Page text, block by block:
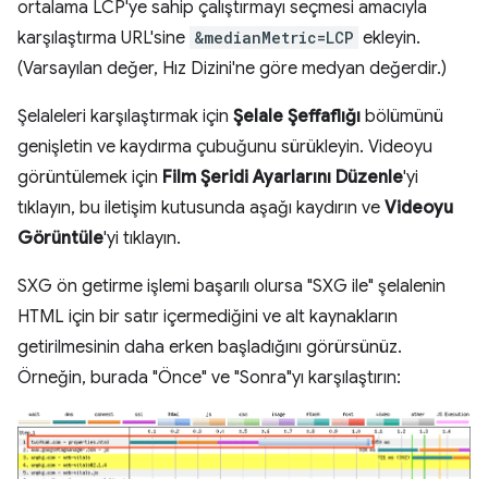
ortalama LCP'ye sahip çalıştırmayı seçmesi amacıyla
karşılaştırma URL'sine &medianMetric=LCP ekleyin.
(Varsayılan değer, Hız Dizini'ne göre medyan değerdir.)
Şelaleleri karşılaştırmak için Şelale Şeffaflığı bölümünü
genişletin ve kaydırma çubuğunu sürükleyin. Videoyu
görüntülemek için Film Şeridi Ayarlarını Düzenle'yi
tıklayın, bu iletişim kutusunda aşağı kaydırın ve Videoyu
Görüntüle'yi tıklayın.
SXG ön getirme işlemi başarılı olursa "SXG ile" şelalenin
HTML için bir satır içermediğini ve alt kaynakların
getirilmesinin daha erken başladığını görürsünüz.
Örneğin, burada "Önce" ve "Sonra"yı karşılaştırın: